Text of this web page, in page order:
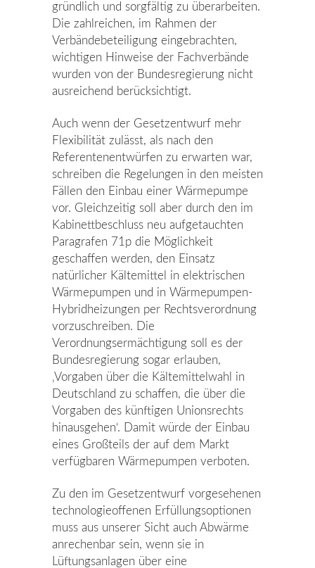
gründlich und sorgfältig zu überarbeiten.
Die zahlreichen, im Rahmen der
Verbändebeteiligung eingebrachten,
wichtigen Hinweise der Fachverbände
wurden von der Bundesregierung nicht
ausreichend berücksichtigt.
Auch wenn der Gesetzentwurf mehr
Flexibilität zulässt, als nach den
Referentenentwürfen zu erwarten war,
schreiben die Regelungen in den meisten
Fällen den Einbau einer Wärmepumpe
vor. Gleichzeitig soll aber durch den im
Kabinettbeschluss neu aufgetauchten
Paragrafen 71p die Möglichkeit
geschaffen werden, den Einsatz
natürlicher Kältemittel in elektrischen
Wärmepumpen und in Wärmepumpen-
Hybridheizungen per Rechtsverordnung
vorzuschreiben. Die
Verordnungsermächtigung soll es der
Bundesregierung sogar erlauben,
‚Vorgaben über die Kältemittelwahl in
Deutschland zu schaffen, die über die
Vorgaben des künftigen Unionsrechts
hinausgehen‘. Damit würde der Einbau
eines Großteils der auf dem Markt
verfügbaren Wärmepumpen verboten.
Zu den im Gesetzentwurf vorgesehenen
technologieoffenen Erfüllungsoptionen
muss aus unserer Sicht auch Abwärme
anrechenbar sein, wenn sie in
Lüftungsanlagen über eine